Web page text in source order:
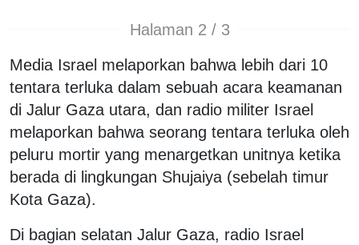
Halaman 2 / 3
Media Israel melaporkan bahwa lebih dari 10
tentara terluka dalam sebuah acara keamanan
di Jalur Gaza utara, dan radio militer Israel
melaporkan bahwa seorang tentara terluka oleh
peluru mortir yang menargetkan unitnya ketika
berada di lingkungan Shujaiya (sebelah timur
Kota Gaza).
Di bagian selatan Jalur Gaza, radio Israel